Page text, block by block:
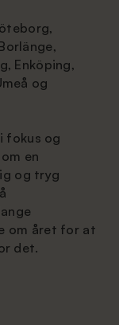
Enköping,
og
fokus og
en
og tryg
om året for at
det.